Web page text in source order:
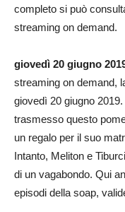
completo si può
streaming on demand.
giovedì 20 giugno
streaming on demand,
giovedì 20 giugno
trasmesso questo
un regalo per il suo
Intanto, Meliton e
di un vagabondo. Qui
episodi della soap,